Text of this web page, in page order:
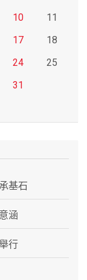
10
11
17
18
24
25
31
基石
涵
行